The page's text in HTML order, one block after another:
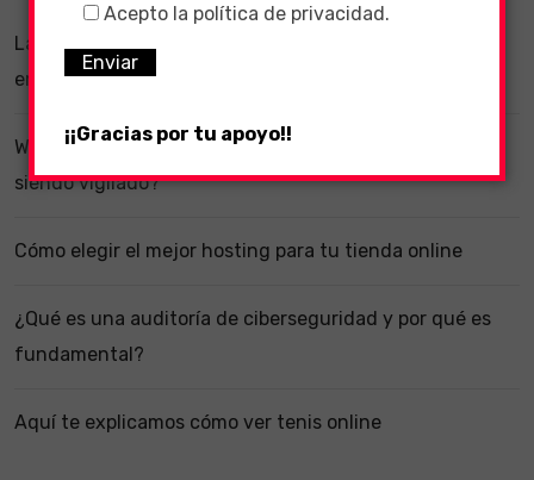
La importancia de un software ERP dentro de una
empresa
WhatsApp y la localización en segundo plano: ¿estás
siendo vigilado?
Cómo elegir el mejor hosting para tu tienda online
¿Qué es una auditoría de ciberseguridad y por qué es
fundamental?
Aquí te explicamos cómo ver tenis online
Acepto la política de privacidad.
¡¡Gracias por tu apoyo!!